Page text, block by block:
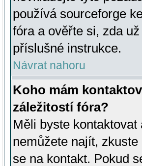
používá sourceforge
fóra a ověřte si, zda
příslušné instrukce.
Návrat nahoru
Koho mám
záležitostí fóra?
Měli byste
nemůžete najít,
se na kontakt. Pokud